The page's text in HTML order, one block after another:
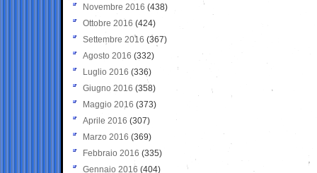
Novembre 2016 (438)
Ottobre 2016 (424)
Settembre 2016 (367)
Agosto 2016 (332)
Luglio 2016 (336)
Giugno 2016 (358)
Maggio 2016 (373)
Aprile 2016 (307)
Marzo 2016 (369)
Febbraio 2016 (335)
Gennaio 2016 (404)